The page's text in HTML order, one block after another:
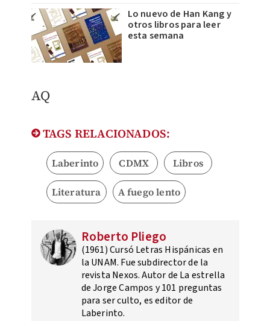
Lo nuevo de Han Kang y
otros libros para leer
esta semana
AQ
TAGS RELACIONADOS:
Laberinto CDMX Libros
Literatura A fuego lento
Roberto Pliego
(1961) Cursó Letras Hispánicas en
la UNAM. Fue subdirector de la
revista Nexos. Autor de La estrella
de Jorge Campos y 101 preguntas
para ser culto, es editor de
Laberinto.